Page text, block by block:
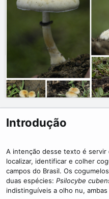
Introdução
A intenção desse texto é servir
localizar, identificar e colher
campos do Brasil. Os
duas espécies: Psilocybe
indistinguíveis a olho nu,